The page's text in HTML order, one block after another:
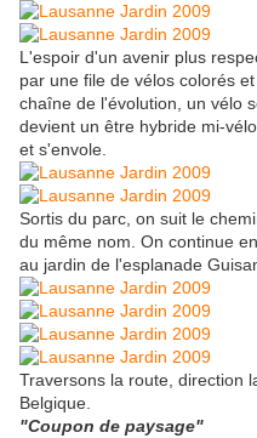
L'espoir d'un avenir plus
par une file de vélos colorés
chaîne de l'évolution, un vélo
devient un être hybride mi-
et s'envole.
Sortis du parc, on suit le
du même nom. On continue
au jardin de l'esplanade
Traversons la route, direction
Belgique.
"Coupon de paysage"